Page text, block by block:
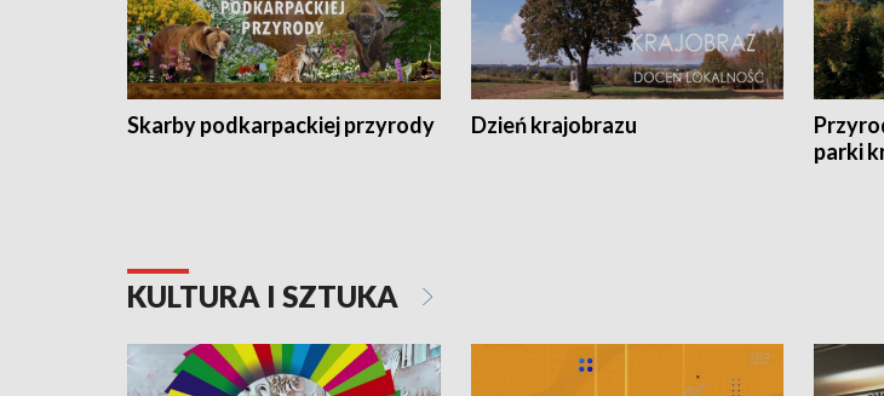
Skarby podkarpackiej przyrody Dzień krajobrazu
parki
KULTURA I SZTUKA